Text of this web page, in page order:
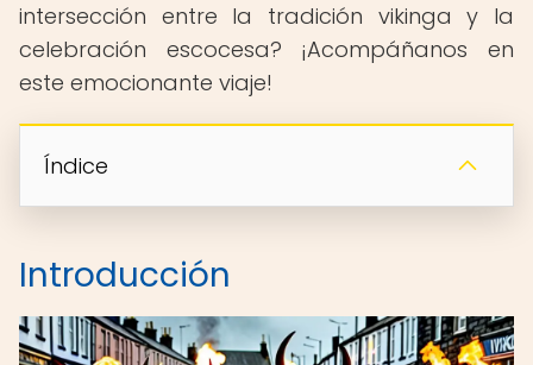
intersección entre la tradición vikinga y la
celebración escocesa? ¡Acompáñanos en
este emocionante viaje!
Índice
Introducción